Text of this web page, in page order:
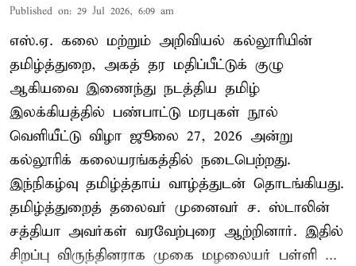
Published on: 29 Jul 2026, 6:09 am
எஸ்.ஏ. கலை மற்றும் அறிவியல் கல்லூரியின்
தமிழ்த்துறை, அகத் தர மதிப்பீட்டுக் குழு
ஆகியவை இணைந்து நடத்திய தமிழ்
இலக்கியத்தில் பண்பாட்டு மரபுகள் நூல்
வெளியீட்டு விழா ஜூலை 27, 2026 அன்று
கல்லூரிக் கலையரங்கத்தில் நடைபெற்றது.
இந்நிகழ்வு தமிழ்த்தாய் வாழ்த்துடன் தொடங்கியது.
தமிழ்த்துறைத் தலைவர் முனைவர் ச. ஸ்டாலின்
சத்தியா அவர்கள் வரவேற்புரை ஆற்றினார். இதில்
சிறப்பு விருந்தினராக முகை மழலையர் பள்ளி ...